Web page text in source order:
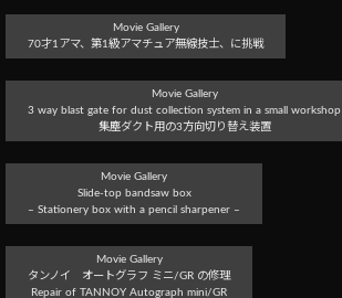
Movie Gallery
70才1アマ、第1級アマチュア無線技士、に挑戦
Movie Gallery
3 way blast gate for dust collection system in a small workshop
集塵ダクト用の3方向切り替え装置
Movie Gallery
Slide-top bandsaw box
– Stationery box with a pencil sharpener –
Movie Gallery
タンノイ オートグラフ ミニ/GR の修理
Repair of TANNOY Autograph mini/GR